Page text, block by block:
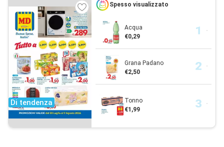
Di tendenza
Spesso visualizzato
Acqua
€0,29
Grana Padano
€2,50
Tonno
€1,99